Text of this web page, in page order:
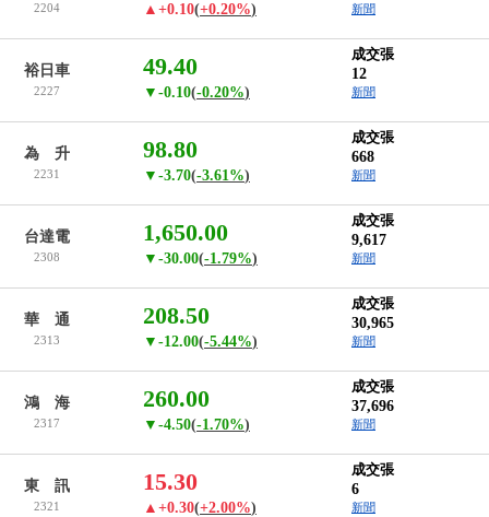
2204 ▲+0.10(+0.20%) 新聞
裕日車
2227
49.40
▼-0.10(-0.20%)
成交張
12
新聞
為 升
2231
98.80
▼-3.70(-3.61%)
成交張
668
新聞
台達電
2308
1,650.00
▼-30.00(-1.79%)
成交張
9,617
新聞
華 通
2313
208.50
▼-12.00(-5.44%)
成交張
30,965
新聞
鴻 海
2317
260.00
▼-4.50(-1.70%)
成交張
37,696
新聞
東 訊
2321
15.30
▲+0.30(+2.00%)
成交張
6
新聞